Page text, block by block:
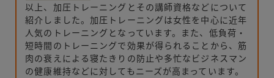
以上、加圧トレーニングとその講師資格などについて
紹介しました。加圧トレーニングは女性を中心に近年
人気のトレーニングとなっています。また、低負荷・
短時間のトレーニングで効果が得られることから、筋
肉の衰えによる寝たきりの防止や多忙なビジネスマン
の健康維持などに対してもニーズが高まっています。